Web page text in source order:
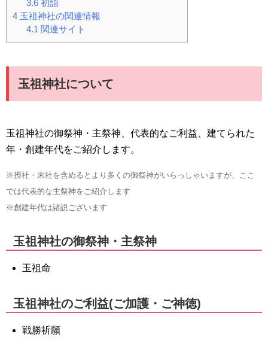
3.6初詣
4 玉祖神社の関連情報
4.1関連サイト
玉祖神社について
玉祖神社の御祭神・主祭神、代表的なご利益、建てられた
年・創建年代をご紹介します。
※摂社・末社を含めるとより多くの御祭神がいらっしゃいますが、ここ
では代表的な主祭神をご紹介します
※創建年代は諸説ございます
玉祖神社の御祭神・主祭神
玉祖命
玉祖神社のご利益(ご加護・ご神徳)
戦勝祈願